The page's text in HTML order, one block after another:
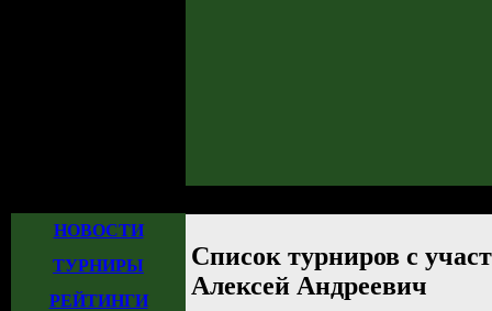
НОВОСТИ
ТУРНИРЫ
РЕЙТИНГИ
Список турниров с
Алексей Андреевич